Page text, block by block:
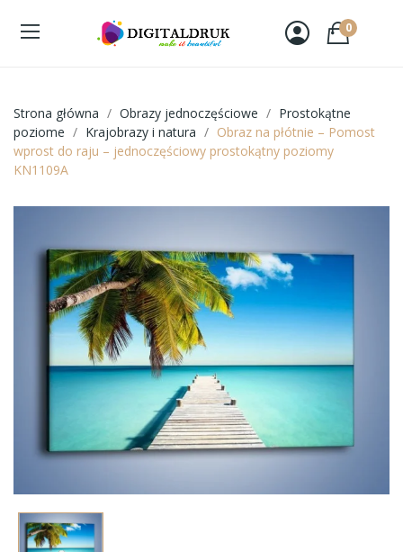
0
Strona główna Obrazy jednoczęściowe
Prostokątne
poziome
Krajobrazy i natura
Obraz na płótnie – Pomost
wprost do raju – jednoczęściowy prostokątny poziomy
KN1109A